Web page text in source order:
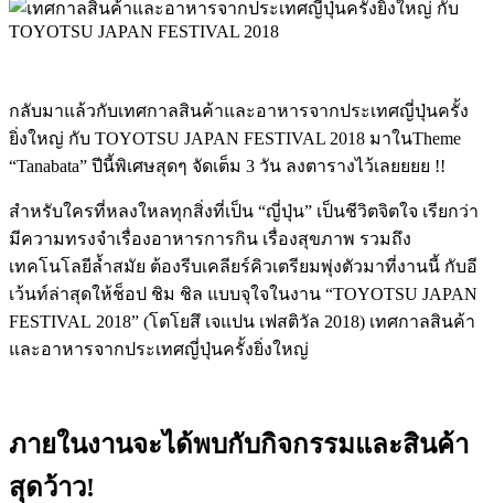
กลับมาแล้วกับเทศกาลสินค้าและอาหารจากประเทศญี่ปุ่นครั้ง
ยิ่งใหญ่ กับ TOYOTSU JAPAN FESTIVAL 2018 มาในTheme
“Tanabata” ปีนี้พิเศษสุดๆ จัดเต็ม 3 วัน ลงตารางไว้เลยยยย !!
สำหรับใครที่หลงใหลทุกสิ่งที่เป็น “ญี่ปุ่น” เป็นชีวิตจิตใจ เรียกว่า
มีความทรงจำเรื่องอาหารการกิน เรื่องสุขภาพ รวมถึง
เทคโนโลยีล้ำสมัย ต้องรีบเคลียร์คิวเตรียมพุ่งตัวมาที่งานนี้ กับอี
เว้นท์ล่าสุดให้ช็อป ชิม ชิล แบบจุใจในงาน “TOYOTSU JAPAN
FESTIVAL 2018” (โตโยสึ เจแปน เฟสติวัล 2018) เทศกาลสินค้า
และอาหารจากประเทศญี่ปุ่นครั้งยิ่งใหญ่
ภายในงานจะได้พบกับกิจกรรมและสินค้า
สุดว้าว!